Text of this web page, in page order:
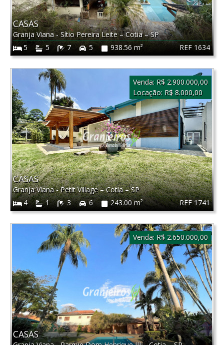
REF 1634
CASAS
Granja Viana - Sítio Pereira Leite–Cotia–SP
5
5 7 5 938.56 m²
REF 1741
CASAS
Granja Viana - Petit Village–Cotia–SP
4
1 3 6 243.00 m²
Venda: R$ 2.900.000,00
Locação: R$ 8.000,00
CASAS
Venda: R$ 2.650.000,00